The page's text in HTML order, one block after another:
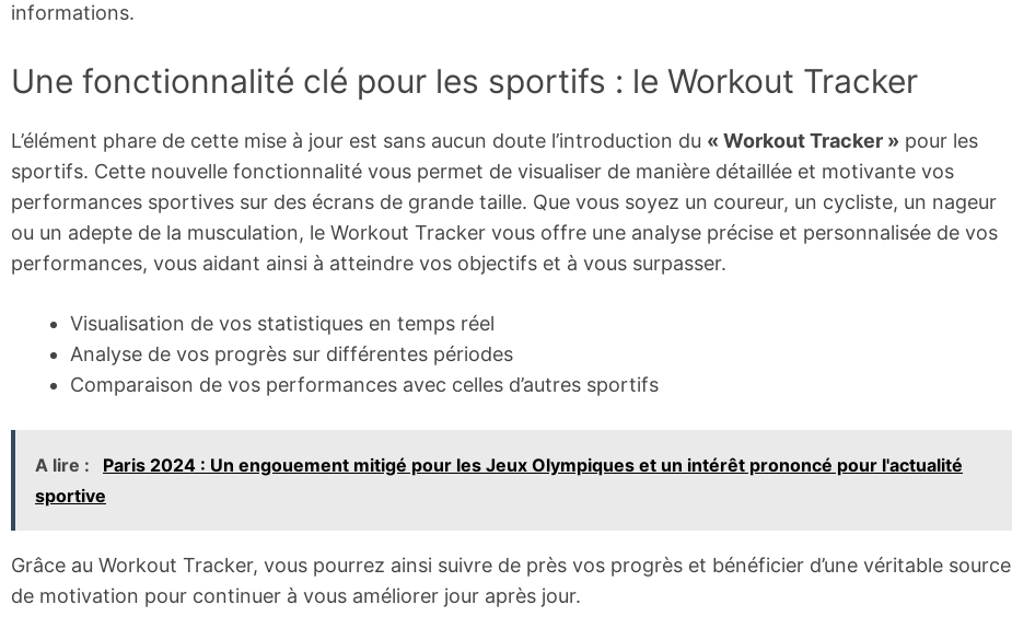
informations.
Une fonctionnalité clé pour les sportifs : le Workout Tracker
L’élément phare de cette mise à jour est sans aucun doute l’introduction du « Workout Tracker » pour les
sportifs. Cette nouvelle fonctionnalité vous permet de visualiser de manière détaillée et motivante vos
performances sportives sur des écrans de grande taille. Que vous soyez un coureur, un cycliste, un nageur
ou un adepte de la musculation, le Workout Tracker vous offre une analyse précise et personnalisée de vos
performances, vous aidant ainsi à atteindre vos objectifs et à vous surpasser.
Visualisation de vos statistiques en temps réel
Analyse de vos progrès sur différentes périodes
Comparaison de vos performances avec celles d’autres sportifs
A lire :
Paris 2024 : Un engouement mitigé pour les Jeux Olympiques et un intérêt prononcé pour l'actualité
sportive
Grâce au Workout Tracker, vous pourrez ainsi suivre de près vos progrès et bénéficier d’une véritable source
de motivation pour continuer à vous améliorer jour après jour.